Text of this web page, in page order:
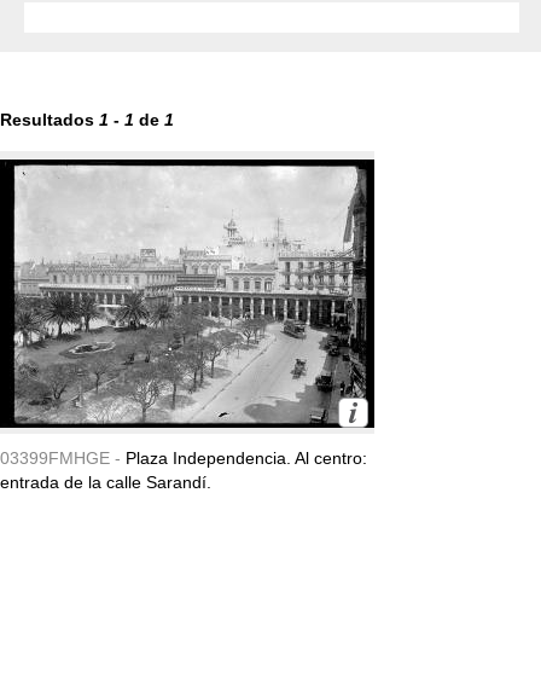
Resultados 1 - 1 de 1
03399FMHGE - Plaza Independencia. Al centro:
entrada de la calle Sarandí.